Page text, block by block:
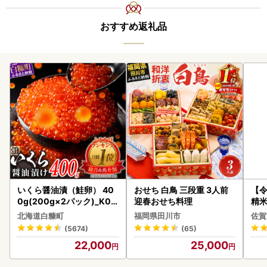
おすすめ返礼品
いくら醤油漬（鮭卵） 40
0g(200g×2パック)_K02
2-1676
北海道白糠町
(5674)
22,000
おせち 白鳥 三段重 3人前
迎春おせち料理
福岡県田川市
(65)
25,000
【
精
佐